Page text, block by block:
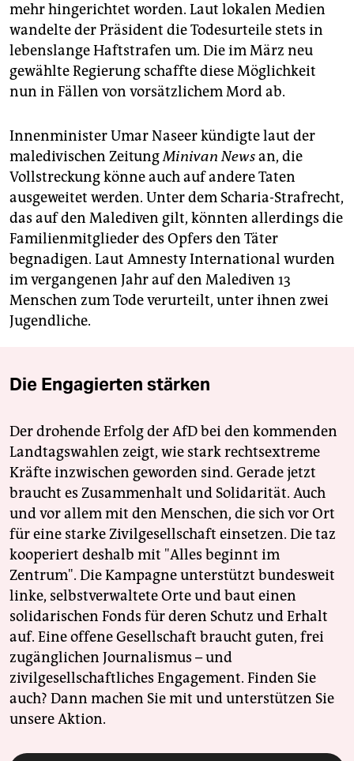
mehr hingerichtet worden. Laut lokalen Medien
wandelte der Präsident die Todesurteile stets in
lebenslange Haftstrafen um. Die im März neu
gewählte Regierung schaffte diese Möglichkeit
nun in Fällen von vorsätzlichem Mord ab.
Innenminister Umar Naseer kündigte laut der
maledivischen ZeitungMinivan Newsan, die
Vollstreckung könne auch auf andere Taten
ausgeweitet werden. Unter dem Scharia-Strafrecht,
das auf den Malediven gilt, könnten allerdings die
Familienmitglieder des Opfers den Täter
begnadigen. Laut Amnesty International wurden
im vergangenen Jahr auf den Malediven 13
Menschen zum Tode verurteilt, unter ihnen zwei
Jugendliche.
Die Engagierten stärken
Der drohende Erfolg der AfD bei den kommenden
Landtagswahlen zeigt, wie stark rechtsextreme
Kräfte inzwischen geworden sind. Gerade jetzt
braucht es Zusammenhalt und Solidarität. Auch
und vor allem mit den Menschen, die sich vor Ort
für eine starke Zivilgesellschaft einsetzen. Die taz
kooperiert deshalb mit "Alles beginnt im
Zentrum". Die Kampagne unterstützt bundesweit
linke, selbstverwaltete Orte und baut einen
solidarischen Fonds für deren Schutz und Erhalt
auf. Eine offene Gesellschaft braucht guten, frei
zugänglichen Journalismus – und
zivilgesellschaftliches Engagement. Finden Sie
auch? Dann machen Sie mit und unterstützen Sie
unsere Aktion.